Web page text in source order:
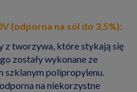
(odporna na sól do 3,5%):
z tworzywa, które stykają się
zostały wykonane ze
szklanym polipropylenu.
na niekorzystne